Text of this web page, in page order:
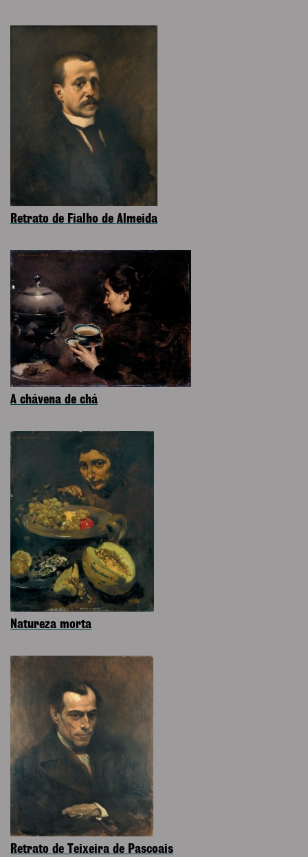
Retrato de Fialho de Almeida
A chávena de chá
Natureza morta
Retrato de Teixeira de Pascoais